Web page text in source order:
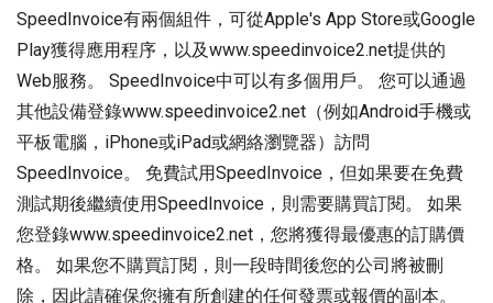
SpeedInvoice有兩個組件，可從Apple's App Store或Google
Play獲得應用程序，以及www.speedinvoice2.net提供的
Web服務。 SpeedInvoice中可以有多個用戶。 您可以通過
其他設備登錄www.speedinvoice2.net（例如Android手機或
平板電腦，iPhone或iPad或網絡瀏覽器）訪問
SpeedInvoice。 免費試用SpeedInvoice，但如果要在免費
測試期後繼續使用SpeedInvoice，則需要購買訂閱。 如果
您登錄www.speedinvoice2.net，您將獲得最優惠的訂購價
格。 如果您不購買訂閱，則一段時間後您的公司將被刪
除，因此請確保您擁有所創建的任何發票或報價的副本。